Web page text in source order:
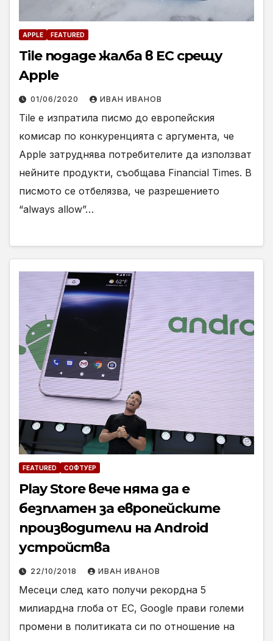
APPLE FEATURED
Tile подаде жалба в ЕС срещу
Apple
01/06/2020 ИВАН ИВАНОВ
Tile е изпратила писмо до европейския
комисар по конкуренцията с аргумента, че
Apple затруднява потребителите да използват
нейните продукти, съобщава Financial Times. В
писмото се отбелязва, че разрешението
“always allow”…
FEATURED СОФТУЕР
Play Store вече няма да е
безплатен за европейските
производители на Android
устройства
22/10/2018 ИВАН ИВАНОВ
Месеци след като получи рекордна 5
милиардна глоба от ЕС, Google прави големи
промени в политиката си по отношение на